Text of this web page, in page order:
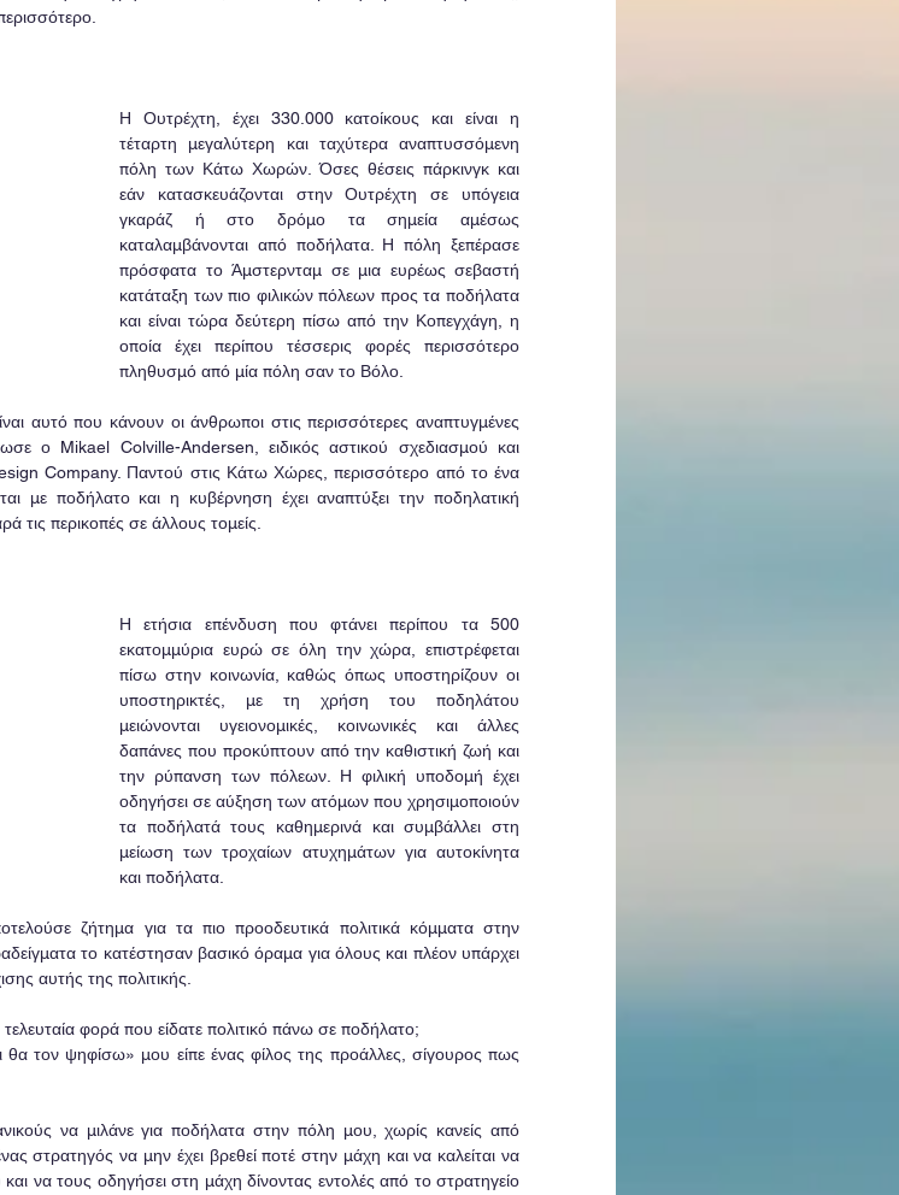
Η Ουτρέχτη, έχει 330.000 κατοίκους και είναι η
τέταρτη μεγαλύτερη και ταχύτερα αναπτυσσόμενη
πόλη των Κάτω Χωρών. Όσες θέσεις πάρκινγκ και
εάν κατασκευάζονται στην Ουτρέχτη σε υπόγεια
γκαράζ ή στο δρόμο τα σημεία αμέσως
καταλαμβάνονται από ποδήλατα. Η πόλη ξεπέρασε
πρόσφατα το Άμστερνταμ σε μια ευρέως σεβαστή
κατάταξη των πιο φιλικών πόλεων προς τα ποδήλατα
και είναι τώρα δεύτερη πίσω από την Κοπεγχάγη, η
οποία έχει περίπου τέσσερις φορές περισσότερο
πληθυσμό από μία πόλη σαν το Βόλο.
αυτό που κάνουν οι άνθρωποι στις περισσότερες αναπτυγμένες
ο Mikael Colville-Andersen, ειδικός αστικού σχεδιασμού και
Company. Παντού στις Κάτω Χώρες, περισσότερο από το ένα
με ποδήλατο και η κυβέρνηση έχει αναπτύξει την ποδηλατική
τις περικοπές σε άλλους τομείς.
Η ετήσια επένδυση που φτάνει περίπου τα 500
εκατομμύρια ευρώ σε όλη την χώρα, επιστρέφεται
πίσω στην κοινωνία, καθώς όπως υποστηρίζουν οι
υποστηρικτές, με τη χρήση του ποδηλάτου
μειώνονται υγειονομικές, κοινωνικές και άλλες
δαπάνες που προκύπτουν από την καθιστική ζωή και
την ρύπανση των πόλεων. Η φιλική υποδομή έχει
οδηγήσει σε αύξηση των ατόμων που χρησιμοποιούν
τα ποδήλατά τους καθημερινά και συμβάλλει στη
μείωση των τροχαίων ατυχημάτων για αυτοκίνητα
και ποδήλατα.
ζήτημα για τα πιο προοδευτικά πολιτικά κόμματα στην
το κατέστησαν βασικό όραμα για όλους και πλέον υπάρχει
αυτής της πολιτικής.
φορά που είδατε πολιτικό πάνω σε ποδήλατο;
τον ψηφίσω» μου είπε ένας φίλος της προάλλες, σίγουρος πως
να μιλάνε για ποδήλατα στην πόλη μου, χωρίς κανείς από
στρατηγός να μην έχει βρεθεί ποτέ στην μάχη και να καλείται να
να τους οδηγήσει στη μάχη δίνοντας εντολές από το στρατηγείο